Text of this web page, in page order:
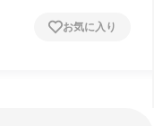
お気に入り